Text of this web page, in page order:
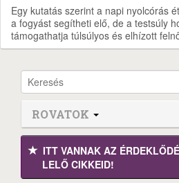
Egy kutatás szerint a napi nyolcórás
a fogyást segítheti elő, de a testsúly
támogathatja túlsúlyos és elhízott
ROVATOK
ITT VANNAK AZ
LELŐ CIKKEID!